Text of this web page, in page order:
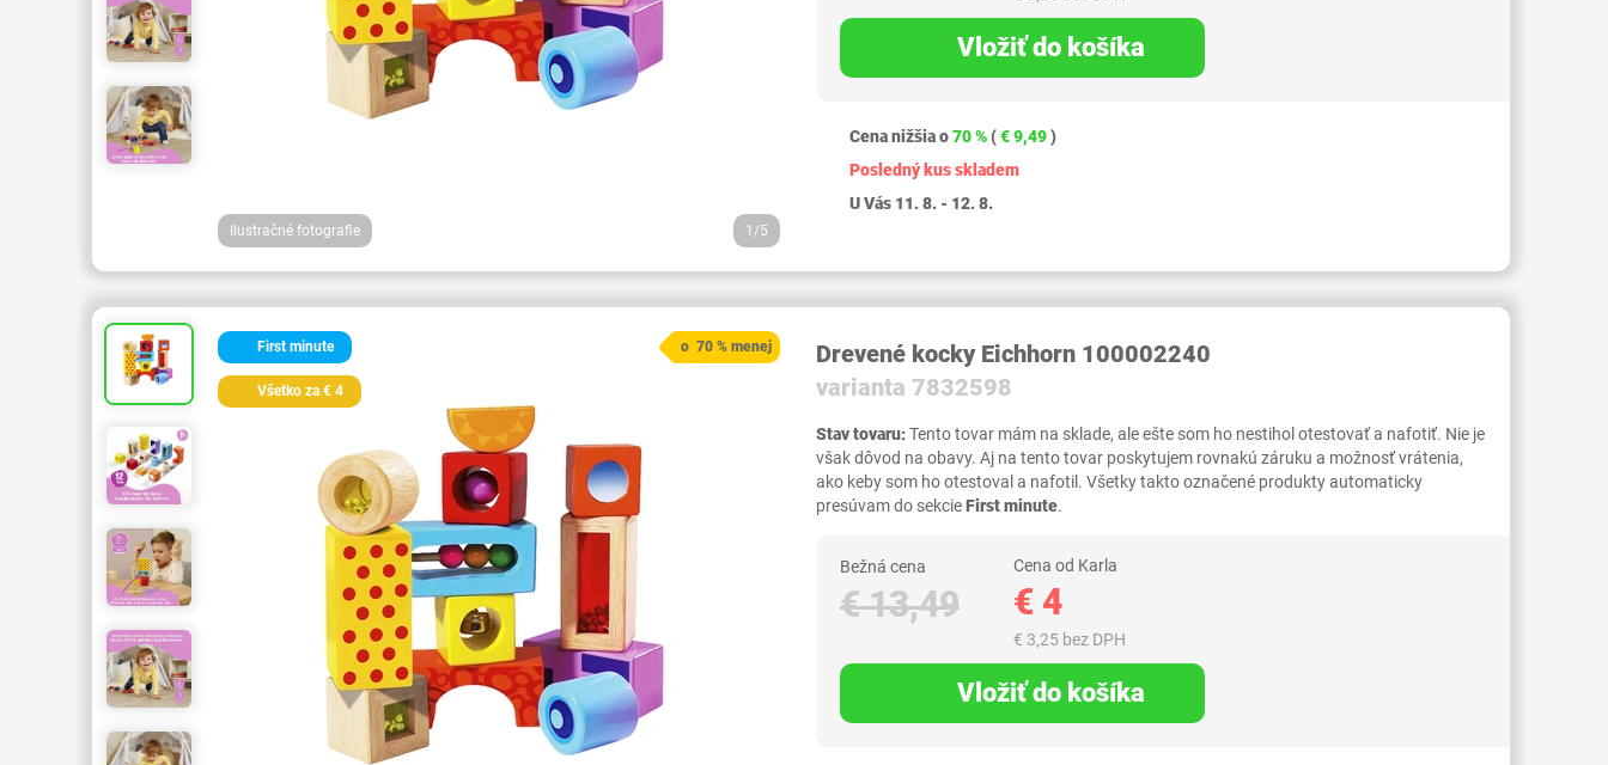
Ilustračné fotografie 1/5
Vložiť do košíka
Cena nižšia o70 % (€ 9,49)
Posledný kus skladem
U Vás 11. 8. - 12. 8.
First minute
Všetko za € 4
o 70 % menej
Drevené kocky Eichhorn 100002240
varianta 7832598
Stav tovaru:Tento tovar mám na sklade, ale ešte som ho nestihol otestovať a nafotiť. Nie je
však dôvod na obavy. Aj na tento tovar poskytujem rovnakú záruku a možnosť vrátenia,
ako keby som ho otestoval a nafotil. Všetky takto označené produkty automaticky
presúvam do sekcieFirst minute.
Bežná cena
€ 13,49
Cena od Karla
€ 4
€ 3,25 bez DPH
Vložiť do košíka